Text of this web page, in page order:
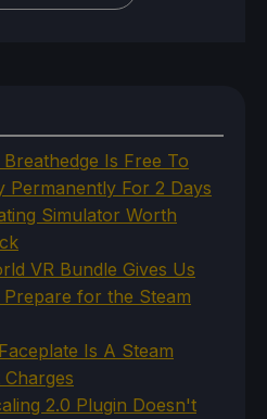
Is Free To
Permanently For 2 Days
Simulator Worth
VR Bundle Gives Us
for the Steam
Is A Steam
2.0 Plugin Doesn't